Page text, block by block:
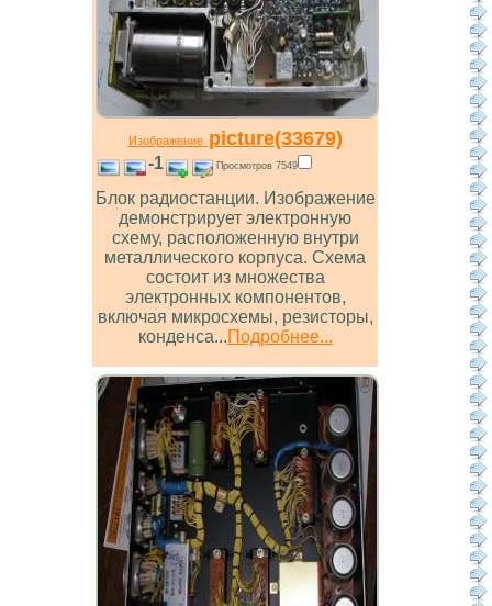
Изображениеpicture(33679)
-1 Просмотров 7549
Блок радиостанции. Изображение
демонстрирует электронную
схему, расположенную внутри
металлического корпуса. Схема
состоит из множества
электронных компонентов,
включая микросхемы, резисторы,
конденса...Подробнее...